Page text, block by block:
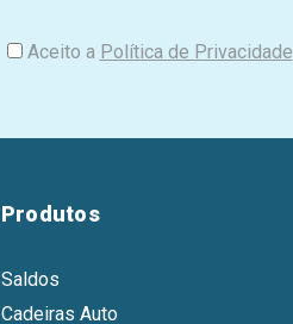
i
Aceito a Política de Privacidade
Produtos
Saldos
Cadeiras Auto